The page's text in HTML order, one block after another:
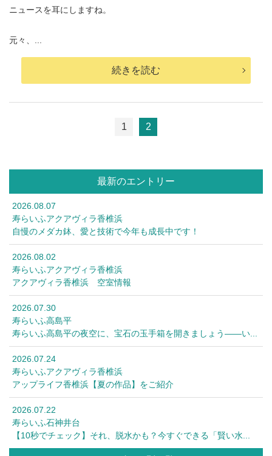
ニュースを耳にしますね。
元々、...
続きを読む
1 2
最新のエントリー
2026.08.07
寿らいふアクアヴィラ香椎浜
自慢のメダカ鉢、愛と技術で今年も成長中です！
2026.08.02
寿らいふアクアヴィラ香椎浜
アクアヴィラ香椎浜 空室情報
2026.07.30
寿らいふ高島平
寿らいふ高島平の夜空に、宝石の玉手箱を開きましょう――い...
2026.07.24
寿らいふアクアヴィラ香椎浜
アップライフ香椎浜【夏の作品】をご紹介
2026.07.22
寿らいふ石神井台
【10秒でチェック】それ、脱水かも？今すぐできる「賢い水...